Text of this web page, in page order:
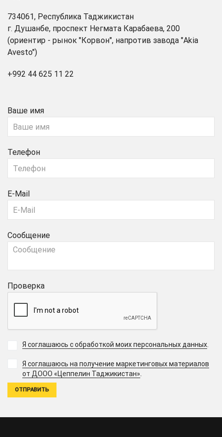
734061, Республика Таджикистан
г. Душанбе, проспект Негмата Карабаева, 200
(ориентир - рынок "Корвон", напротив завода "Akia
Avesto")
+992 44 625 11 22
Ваше имя
Телефон
E-Mail
Сообщение
Проверка
Я соглашаюсь с обработкой моих персональных данных
Я соглашаюсь на получение маркетинговых материалов
от ДООО «Цеппелин Таджикистан».